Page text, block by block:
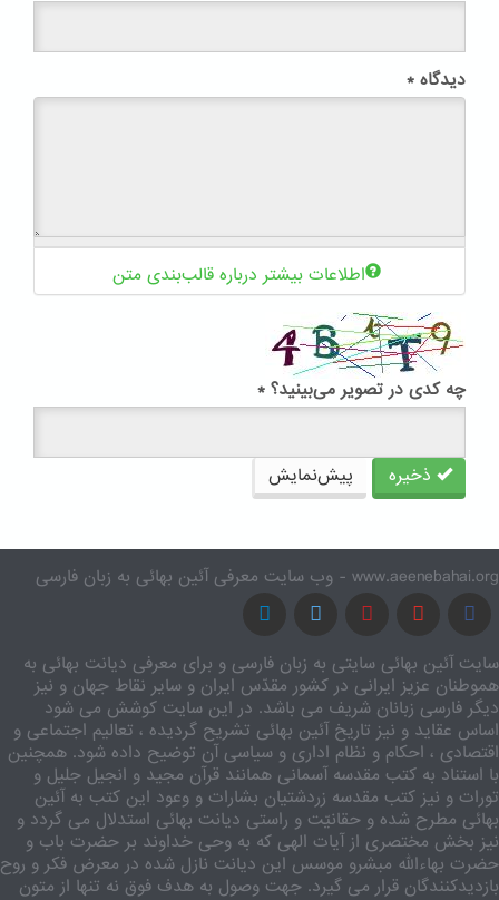
دیدگاه *
اطلاعات بیشتر درباره قالب‌بندی متن
چه کدی در تصویر می‌بینید؟ *
ذخیره پیش‌نمایش
www.aeenebahai.org - وب سایت معرفی آئین بهائی به زبان فارسی
سایت آئین بهائی سایتی به زبان فارسی و برای معرفی دیانت بهائی به
هموطنان عزیز ایرانی در کشور مقدّس ایران و سایر نقاط جهان و نیز
دیگر فارسی زبانان شریف می باشد. در این سایت کوشش می شود
اساس عقاید و نیز تاریخ آئین بهائی تشریح گردیده ، تعالیم اجتماعی و
اقتصادی ، احکام و نظام اداری و سیاسی آن توضیح داده شود. همچنین
با استناد به کتب مقدسه آسمانی همانند قرآن مجید و انجیل جلیل و
تورات و نیز کتب مقدسه زردشتیان بشارات و وعود این کتب به آئین
بهائی مطرح شده و حقانیّت و راستی دیانت بهائی استدلال می گردد و
نیز بخش مختصری از آیات الهی که به وحی خداوند بر حضرت باب و
حضرت بهاءالله مبشرو موسس این دیانت نازل شده در معرض فکر و روح
بازدیدکنندگان قرار می گیرد. جهت وصول به هدف فوق نه تنها از متون